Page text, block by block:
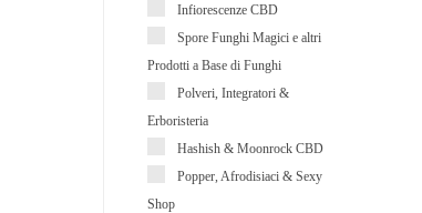
Infiorescenze CBD
Spore Funghi Magici e altri
Prodotti a Base di Funghi
Polveri, Integratori &
Erboristeria
Hashish & Moonrock CBD
Popper, Afrodisiaci & Sexy
Shop